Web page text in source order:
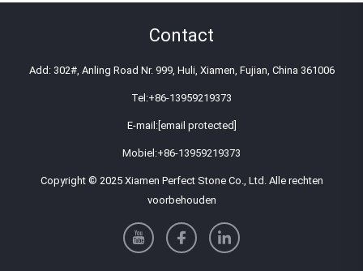
Contact
Add: 302#, Anling Road Nr. 999, Huli, Xiamen, Fujian, China 361006
Tel:+86-13959219373
E-mail:[email protected]
Mobiel:+86-13959219373
Copyright © 2025 Xiamen Perfect Stone Co., Ltd. Alle rechten
voorbehouden